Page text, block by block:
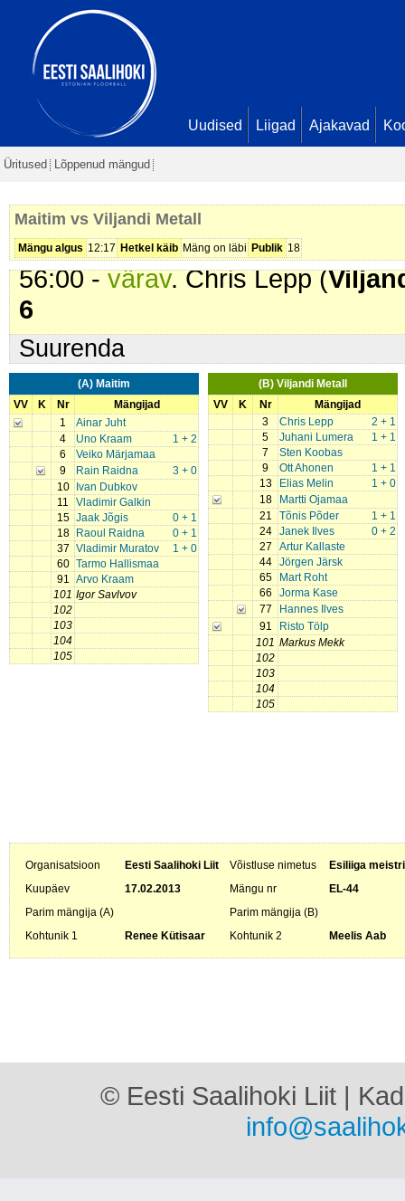
Uudised Liigad Ajakavad
Üritused Lõppenud mängud
Maitim vs Viljandi Metall
Mängu algus 12:17 Hetkel käib Mäng on läbi Publik 18
49:07 -
värav
3
49:13 -karistus (212 - Maas
min
51:09 -värav. Tõnis Põder (
54:30 -värav. Ott Ahonen (
5
56:00 -värav. Chris Lepp (
6
Suurenda
(A) Maitim
VV
K Nr
Mängijad
1
Ainar Juht
4
1 + 2
Uno Kraam
6
Veiko Märjamaa
9
3 + 0
Rain Raidna
10
Ivan Dubkov
11
Vladimir Galkin
15
0 + 1
Jaak Jõgis
18
0 + 1
Raoul Raidna
37
1 + 0
Vladimir Muratov
60 Tarmo Hallismaa
91 Arvo Kraam
101 Igor Savlvov
102
103
104
105
(B) Viljandi Metall
VV
K Nr
Mängijad
3
2 + 1
Chris Lepp
5
1 + 1
Juhani Lumera
7
Sten Koobas
9
1 + 1
Ott Ahonen
13
1 + 0
Elias Melin
18
Martti Ojamaa
21
1 + 1
Tõnis Põder
24
0 + 2
Janek Ilves
27
Artur Kallaste
44
Jörgen Järsk
65
Mart Roht
66
Jorma Kase
77
Hannes Ilves
91
Risto Tölp
101 Markus Mekk
102
103
104
105
Organisatsioon Eesti Saalihoki Liit Võistluse nimetus
Esiliiga
Kuupäev
17.02.2013 Mängu nr
EL-44
Parim mängija (A)
Parim mängija (B)
Kohtunik 1
Renee Kütisaar Kohtunik 2 Meelis Aab
© Eesti Saalihoki Liit |